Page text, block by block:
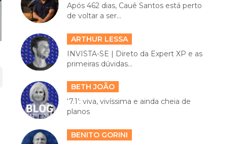
Após 462 dias, Cauê Santos está perto
de voltar a ser...
ARTHUR LESSA
INVISTA-SE | Direto da Expert XP e as
primeiras dúvidas...
BETH JOÃO
‘7.1’: viva, vivíssima e ainda cheia de
planos
BENITO GORINI